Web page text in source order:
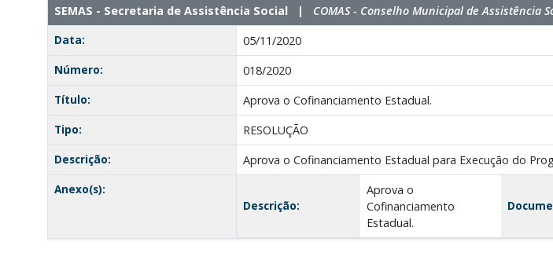
SEMAS - Secretaria de Assistência Social | COMAS - Conselho Municipal de Assistência
Data:
05/11/2020
Número:
018/2020
Título:
Aprova o Cofinanciamento Estadual.
Tipo:
RESOLUÇÃO
Descrição:
Aprova o Cofinanciamento Estadual para Execução do
Anexo(s):
Descrição:
Aprova o
Cofinanciamento
Estadual.